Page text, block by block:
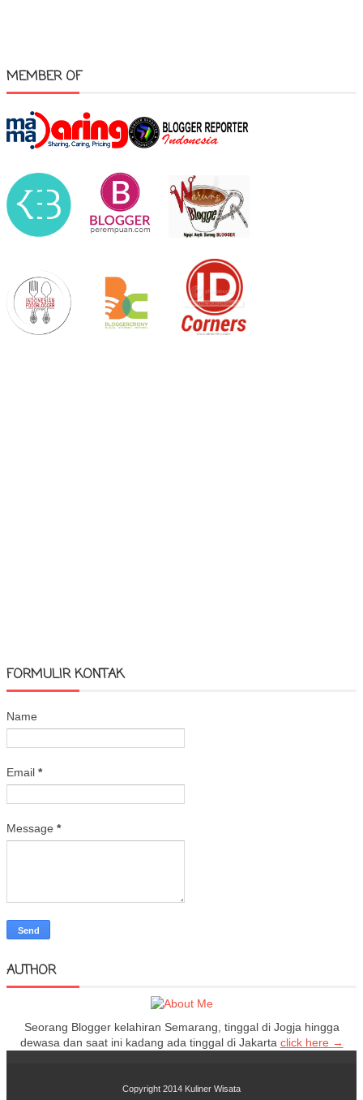
MEMBER OF
FORMULIR KONTAK
Name
Email *
Message *
AUTHOR
Seorang Blogger kelahiran Semarang, tinggal di Jogja hingga
dewasa dan saat ini kadang ada tinggal di Jakarta click here →
Copyright 2014 Kuliner Wisata